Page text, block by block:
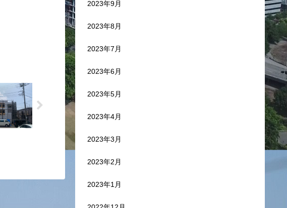
2023年9月
2023年8月
2023年7月
2023年6月
2023年5月
2023年4月
2023年3月
2023年2月
2023年1月